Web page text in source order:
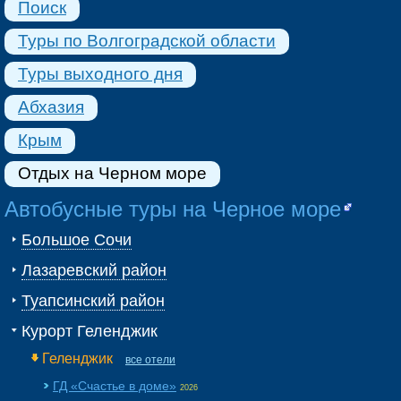
Поиск
Туры по Волгоградской области
Туры выходного дня
Абхазия
Крым
Отдых на Черном море
Автобусные туры на Черное море
Большое Сочи
Лазаревский район
Туапсинский район
Курорт Геленджик
Геленджик все отели
ГД «Счастье в доме» 2026